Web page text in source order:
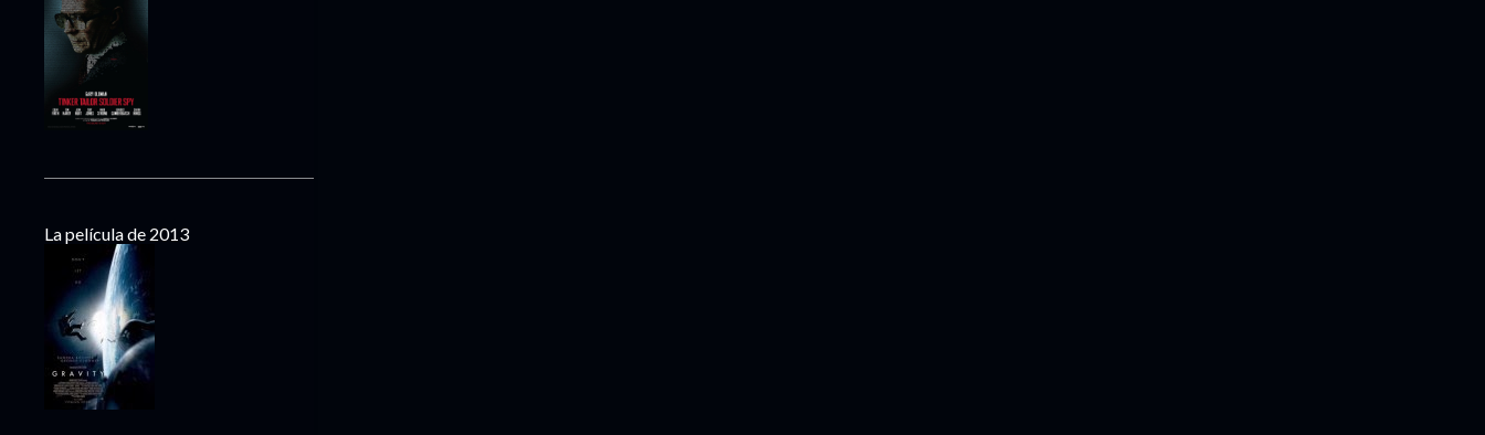
La película de 2013